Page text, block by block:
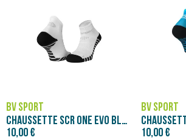
BV SPORT
CHAUSSETTE SCR ONE EVO BLANC
10,00 €
BV SPORT
10,00 €